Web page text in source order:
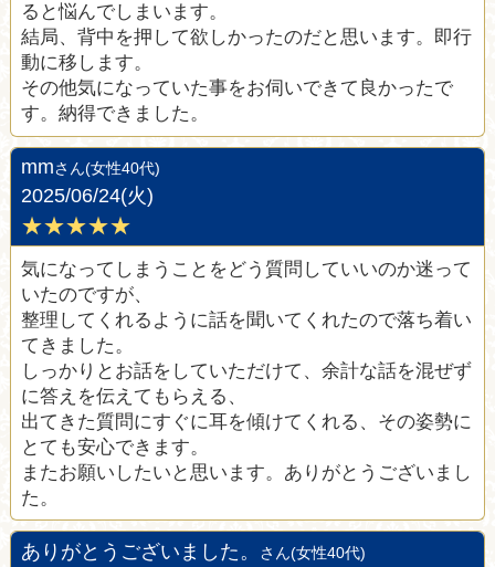
ると悩んでしまいます。
結局、背中を押して欲しかったのだと思います。即行
動に移します。
その他気になっていた事をお伺いできて良かったで
す。納得できました。
mmさん(女性40代)
2025/06/24(火)
★★★★★
気になってしまうことをどう質問していいのか迷って
いたのですが、
整理してくれるように話を聞いてくれたので落ち着い
てきました。
しっかりとお話をしていただけて、余計な話を混ぜず
に答えを伝えてもらえる、
出てきた質問にすぐに耳を傾けてくれる、その姿勢に
とても安心できます。
またお願いしたいと思います。ありがとうございまし
た。
ありがとうございました。 さん(女性40代)